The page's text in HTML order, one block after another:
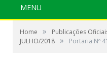
MENU
Home » Publicações
JULHO/2018 » Portaria Nº